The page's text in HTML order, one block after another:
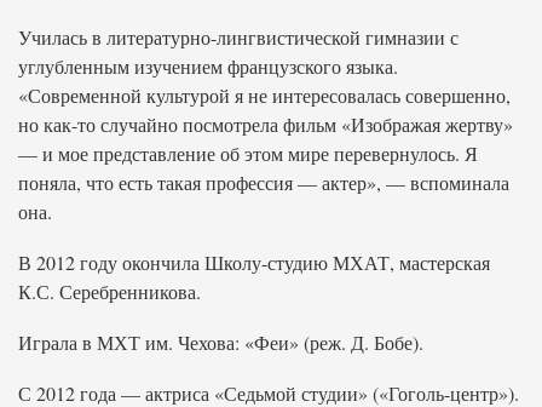
Училась в литературно-лингвистической гимназии с
углубленным изучением французского языка.
«Современной культурой я не интересовалась совершенно,
но как-то случайно посмотрела фильм «Изображая жертву»
— и мое представление об этом мире перевернулось. Я
поняла, что есть такая профессия — актер», — вспоминала
она.
В 2012 году окончила Школу-студию МХАТ, мастерская
К.С. Серебренникова.
Играла в МХТ им. Чехова: «Феи» (реж. Д. Бобе).
С 2012 года — актриса «Седьмой студии» («Гоголь-центр»).